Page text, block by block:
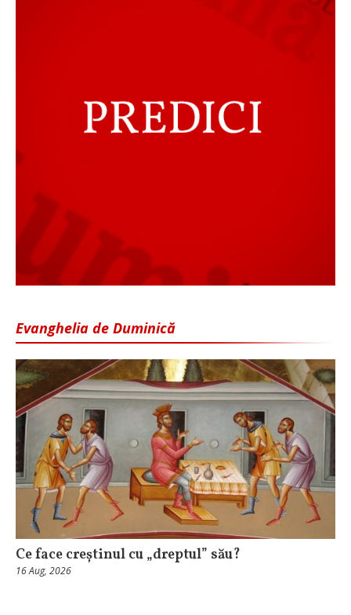
Evanghelia de Duminică
Ce face creștinul cu „dreptul” său?
16 Aug, 2026